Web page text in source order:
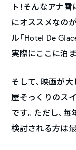
ト！そんなアナ
にオススメなのが
ル「Hotel De
実際にここに泊
そして、映画が
屋そっくりのス
です。ただし、
検討される方は